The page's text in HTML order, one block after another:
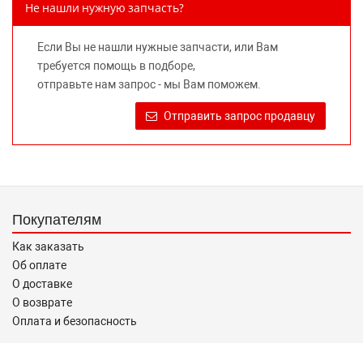
предлагаемых к продаже запасных частей для
правообладателей указанных товарных знаков.
Требование предоставлять покупателю необходимую и
достоверную информацию о товаре, предлагаемом к
продаже, обеспечивающую возможность их правильного
выбора возложено на продавца (изготовителя) Законом
«О защите прав потребителей».
Не нашли нужную запчасть?
Если Вы не нашли нужные запчасти, или Вам
требуется помощь в подборе,
отправьте нам запрос - мы Вам поможем.
Отправить запрос продавцу
Покупателям
Как заказать
Об оплате
О доставке
О возврате
Оплата и безопасность